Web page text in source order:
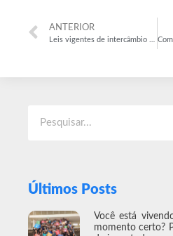
ANTERIOR
Últimos Posts
Você está
momento certo?